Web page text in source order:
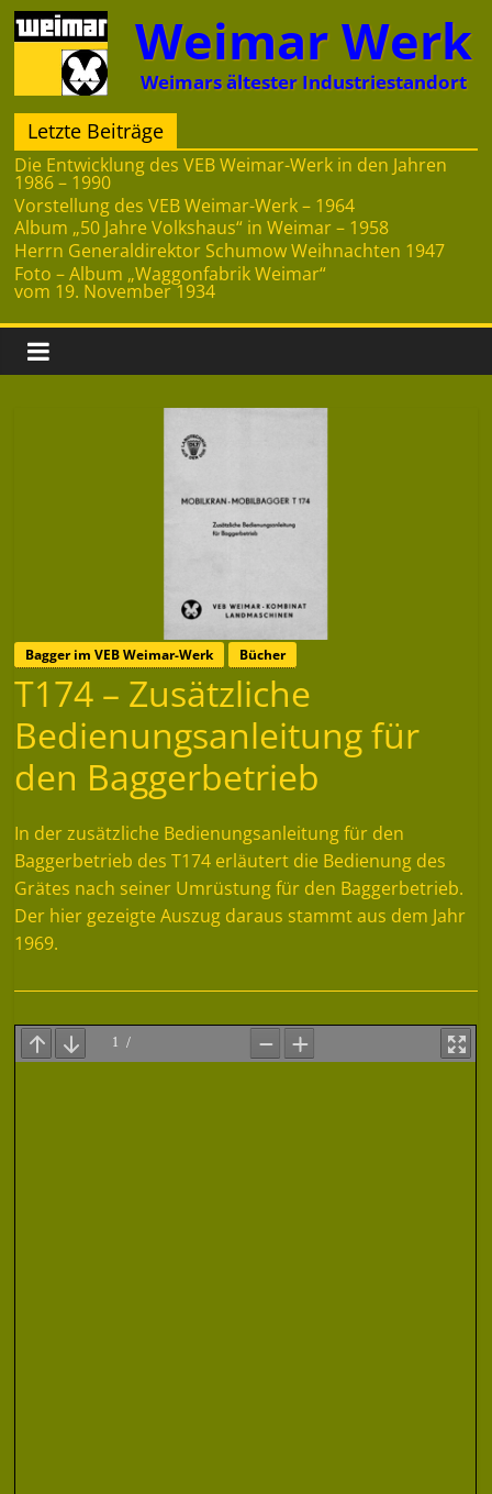
Zum
Inhalt
springen
Weimar Werk
Weimars ältester Industriestandort
Letzte Beiträge
Die Entwicklung des VEB Weimar-Werk in den Jahren
1986 – 1990
Vorstellung des VEB Weimar-Werk – 1964
Album „50 Jahre Volkshaus“ in Weimar – 1958
Herrn Generaldirektor Schumow Weihnachten 1947
Foto – Album „Waggonfabrik Weimar“
vom 19. November 1934
Bagger im VEB Weimar-Werk Bücher
T174 – Zusätzliche
Bedienungsanleitung für
den Baggerbetrieb
In der zusätzliche Bedienungsanleitung für den
Baggerbetrieb des T174 erläutert die Bedienung des
Grätes nach seiner Umrüstung für den Baggerbetrieb.
Der hier gezeigte Auszug daraus stammt aus dem Jahr
1969.